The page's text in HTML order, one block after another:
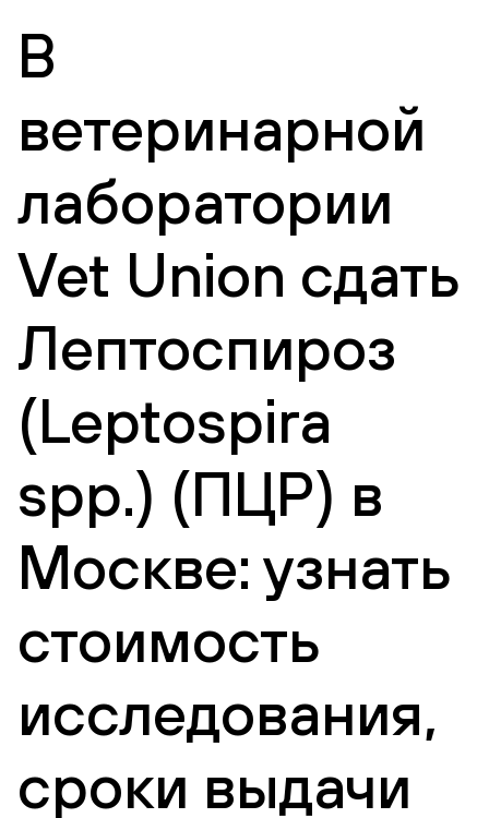
В
ветеринарной
лаборатории
Vet Union сдать
Лептоспироз
(Leptospira
spp.) (ПЦР) в
Москве: узнать
стоимость
исследования,
сроки выдачи